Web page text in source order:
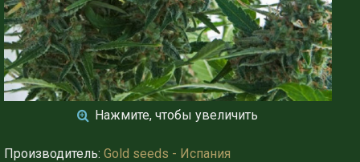
Нажмите, чтобы увеличить
Производитель: Gold seeds - Испания